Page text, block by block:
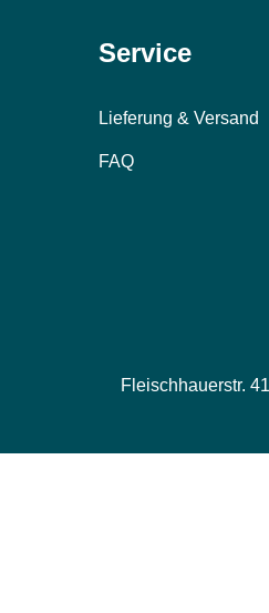
Service
Lieferung & Versand
FAQ
Fleischhauerstr.